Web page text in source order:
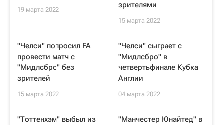
19 марта 2022
зрителями
15 марта 2022
"Челси" попросил FA
провести матч с
"Мидлсбро" без
зрителей
15 марта 2022
"Челси" сыграет с
"Мидлсбро" в
четвертьфинале Кубка
Англии
04 марта 2022
"Тоттенхэм" выбыл из
"Манчестер Юнайтед" в